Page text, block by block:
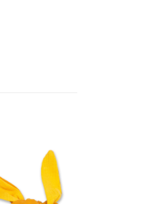
Add to
wishlist